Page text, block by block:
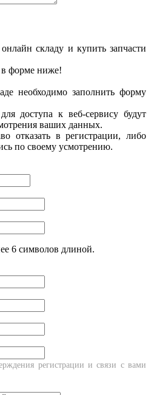
складу и купить запчасти
в форме ниже!
необходимо заполнить форму
доступа к веб-сервису будут
ваших данных.
отказать в регистрации, либо
по своему усмотрению.
6 символов длиной.
регистрации и связи с вами